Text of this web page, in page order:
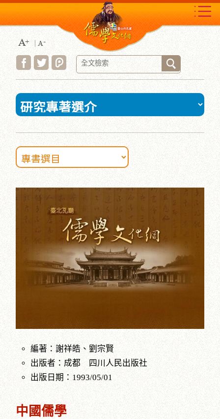
到
主
要
內
容
區
塊
:::
編著：謝祥皓、劉宗賢
出版者：成都 四川人民出版社
出版日期：1993/05/01
中國儒學